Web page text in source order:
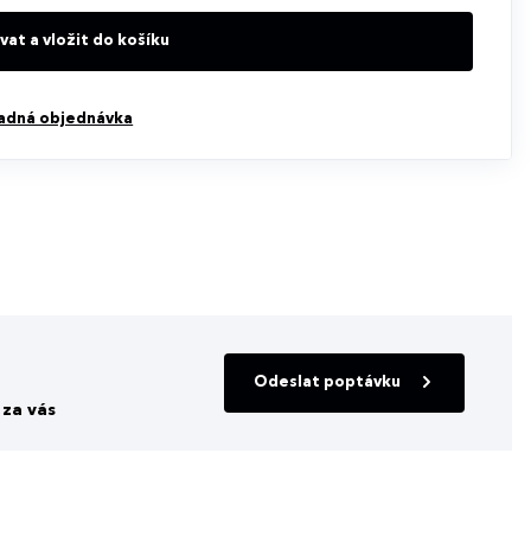
a vložit do košíku
objednávka
vás
Odeslat poptávku